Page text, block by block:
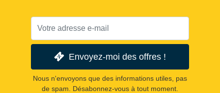
Envoyez-moi des offres !
Nous n'envoyons que des informations utiles, pas
de spam. Désabonnez-vous à tout moment.